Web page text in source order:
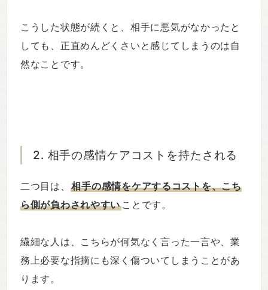
こうした状態が続くと、相手に悪気がなかったと
しても、正直めんどくさいと感じてしまうのは自
然なことです。
2. 相手の感情ケアコストを持たされる
二つ目は、 相手の感情をケアするコストを、こち
ら側が負わされやすいことです。
繊細な人は、こちらが何気なく言った一言や、業
務上必要な指摘にも深く傷ついてしまうことがあ
ります。